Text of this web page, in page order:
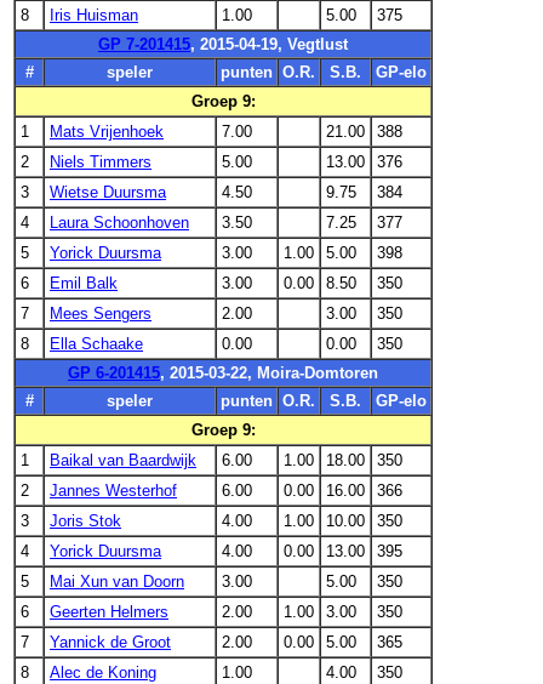
8
Iris Huisman 1.00 5.00
375
GP 7-201415, 2015-04-19, Vegtlust
#
speler punten O.R. S.B.
GP-elo
Groep 9:
1
Mats Vrijenhoek 7.00 21.00
388
2
Niels Timmers 5.00 13.00
376
3
Wietse Duursma 4.50 9.75
384
4
Laura Schoonhoven 3.50 7.25
377
5
Yorick Duursma 3.00 1.00 5.00
398
6
Emil Balk 3.00 0.00 8.50
350
7
Mees Sengers 2.00 3.00
350
8
Ella Schaake 0.00 0.00
350
GP 6-201415, 2015-03-22, Moira-Domtoren
#
speler punten O.R. S.B.
GP-elo
Groep 9:
1
Baikal van Baardwijk 6.00 1.00 18.00
350
2
Jannes Westerhof 6.00 0.00 16.00
366
3
Joris Stok 4.00 1.00 10.00
350
4
Yorick Duursma 4.00 0.00 13.00
395
5
Mai Xun van Doorn 3.00 5.00
350
6
Geerten Helmers 2.00 1.00 3.00
350
7
Yannick de Groot 2.00 0.00 5.00
365
8
Alec de Koning 1.00 4.00
350